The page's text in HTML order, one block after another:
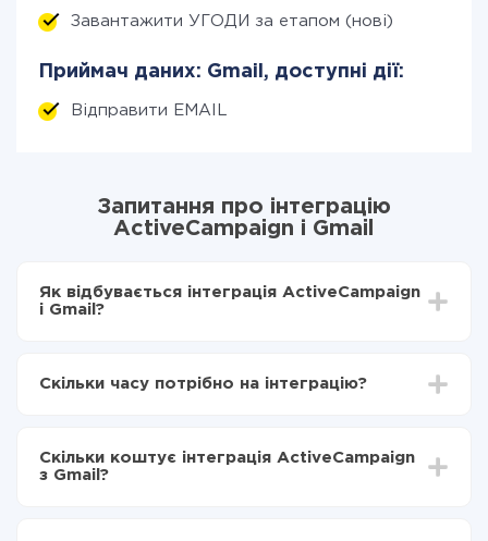
Завантажити УГОДИ за етапом (нові)
Приймач даних: Gmail, доступні дії:
Відправити EMAIL
Запитання про інтеграцію
ActiveCampaign і Gmail
Як відбувається інтеграція ActiveCampaign
і Gmail?
Вибираєте які дані передавати з ActiveCampaign
Тепер дані будуть автоматично передаватися з
ActiveCampaign в Gmail
Скільки часу потрібно на інтеграцію?
становити від 5-ти до 30-хвилин. У середньому
налаштування займає 10-15 хвилин.
Скільки коштує інтеграція ActiveCampaign
з Gmail?